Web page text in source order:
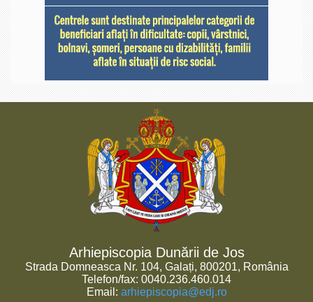
Arhiepiscopia Dunării de Jos
Strada Domneasca Nr. 104, Galați, 800201, România
Telefon/fax: 0040.236.460.014
Email: arhiepiscopia@edj.ro